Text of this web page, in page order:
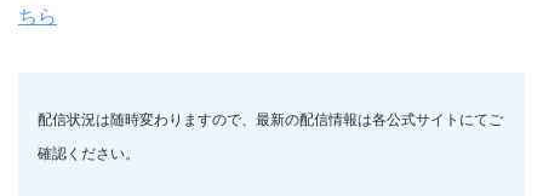
ちら
配信状況は随時変わりますので、最新の配信情報は各公式サイトにてご
確認ください。